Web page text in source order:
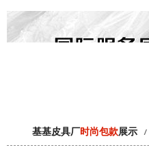
基基皮具厂时尚包款展示 /